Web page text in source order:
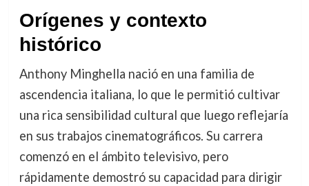
Orígenes y contexto
histórico
Anthony Minghella nació en una familia de
ascendencia italiana, lo que le permitió cultivar
una rica sensibilidad cultural que luego reflejaría
en sus trabajos cinematográficos. Su carrera
comenzó en el ámbito televisivo, pero
rápidamente demostró su capacidad para dirigir